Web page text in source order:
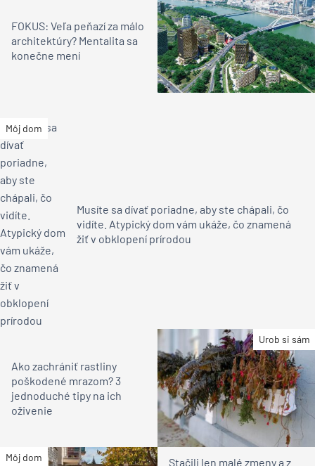
FOKUS: Veľa peňazí za málo
architektúry? Mentalita sa
konečne mení
Môj dom
Musíte sa dívať poriadne, aby ste chápali, čo
vidíte. Atypický dom vám ukáže, čo znamená
žiť v obklopení prírodou
Urob si sám
Ako zachrániť rastliny
poškodené mrazom? 3
jednoduché tipy na ich
oživenie
Môj dom Stačili len malé zmeny a z